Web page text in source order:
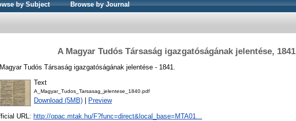
by Subject Browse by Journal
A Magyar Tudós Társaság igazgatóságának jelentése, 1841
Tudós Társaság igazgatóságának jelentése - 1841.
Text
A_Magyar_Tudos_Tarsasag_jelentese_1840.pdf
Download (5MB) Preview
URL: http://opac.mtak.hu/F?func=direct&local_base=MTA01...